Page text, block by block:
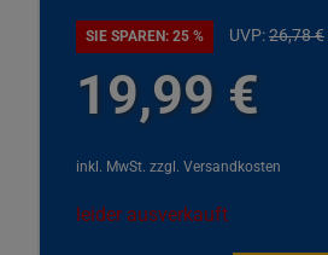
SIE SPAREN: 25 % UVP:26,78€
19,99 €
inkl. MwSt. zzgl. Versandkosten
leider ausverkauft